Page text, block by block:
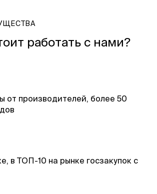
работать с нами?
от производителей, более 50
в ТОП-10 на рынке госзакупок с